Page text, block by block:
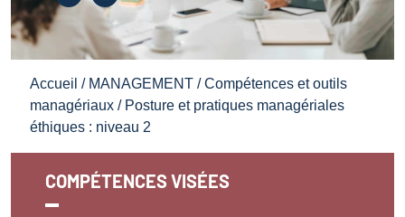
Accueil / MANAGEMENT /Compétences et outils
managériaux / Posture et pratiques managériales
éthiques : niveau 2
COMPÉTENCES VISÉES